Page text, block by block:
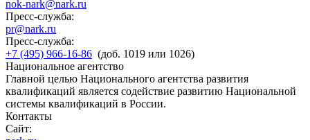
nok-nark@nark.ru
Пресс-служба:
pr@nark.ru
Пресс-служба:
+7 (495) 966-16-86 (доб. 1019 или 1026)
Национальное агентство
Главной целью Национального агентства развития
квалификаций является содействие развитию Национальной
системы квалификаций в России.
Контакты
Сайт: